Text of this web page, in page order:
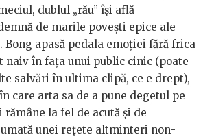
dublul „rău” își află
de marile povești epice ale
apasă pedala emoției fără frica
naiv în fața unui public cinic (poate
salvări în ultima clipă, ce e drept),
care arta sa de a pune degetul pe
la fel de acută și de
unei rețete altminteri non-